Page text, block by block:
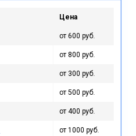
Цена
от 600 руб.
от 800 руб.
от 300 руб.
от 500 руб.
от 400 руб.
от 1000 руб.